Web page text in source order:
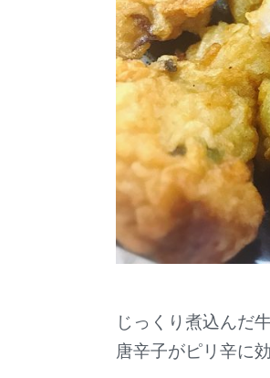
じっくり煮込んだ
唐辛子がピリ辛に